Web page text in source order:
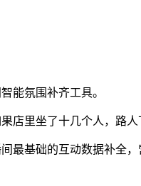
能氛围补齐工具。
里坐了十几个人，路人
基础的互动数据补全，